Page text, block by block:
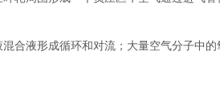
合液形成循环和对流；大量空气分子中